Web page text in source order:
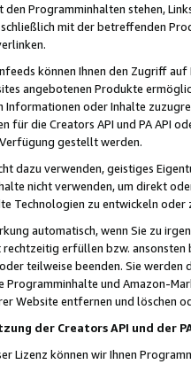
Programminhalten stehen,
mit der betreffenden
können Ihnen den Zugriff
angebotenen Produkte
Informationen oder Inhalte
für die Creators API und PA API
gestellt werden.
dazu verwenden, geistiges
nicht verwenden, um direkt
Technologien zu entwickeln
automatisch, wenn Sie zu
erfüllen bzw. ansonsten
teilweise beenden. Sie werden
Programminhalte und Amazon-
Website entfernen und löschen
der Creators API und der
Lizenz können wir Ihnen